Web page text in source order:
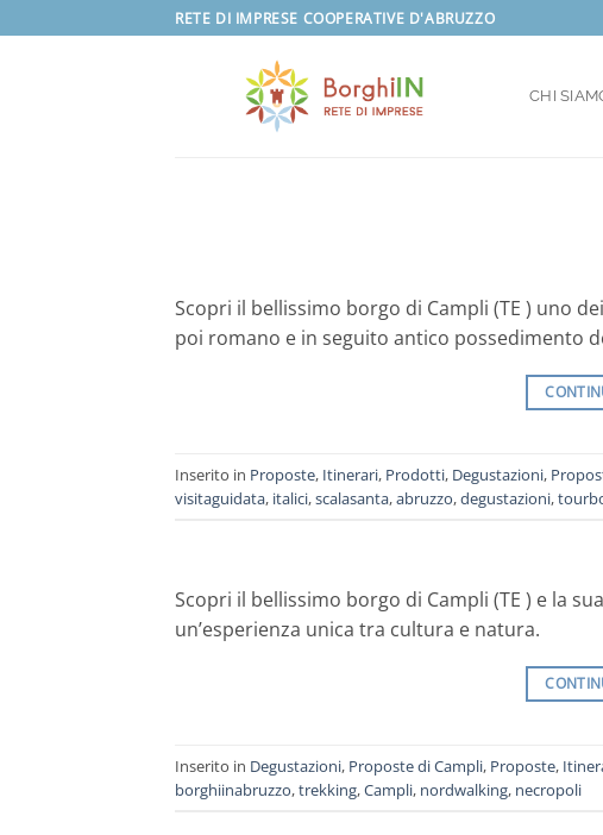
ai
RETE DI IMPRESE COOPERATIVE D'ABRUZZO
CHI
Scopri il bellissimo borgo di Campli (TE ) uno
poi romano e in seguito antico possedimento
Inserito in Proposte, Itinerari, Prodotti, Degustazioni,
visitaguidata, italici,scalasanta,abruzzo,degustazioni,
Scopri il bellissimo borgo di Campli (TE ) e la
un’esperienza unica tra cultura e natura.
Inserito in Degustazioni, Proposte di Campli, Proposte,
borghiinabruzzo,trekking,Campli, nordwalking, necropoli